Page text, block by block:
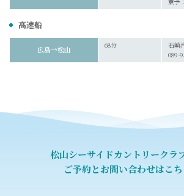
高速船
広島→松山 68分
石崎
089-
松山シーサイドカントリークラ
ご予約とお問い合わせはこ